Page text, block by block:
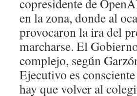
copresidente de
en la zona, donde al
provocaron la ira del
marcharse. El
complejo, según
Ejecutivo es
hay que volver al